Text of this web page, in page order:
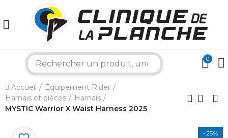
0
Accueil
Équipement Rider
Harnais et pièces
Harnais
MYSTIC Warrior X Waist Harness 2025
-25%
×
Bonjour ! Je suis votre expert nautique.
Comment puis-je vous aider aujourd'hui ?